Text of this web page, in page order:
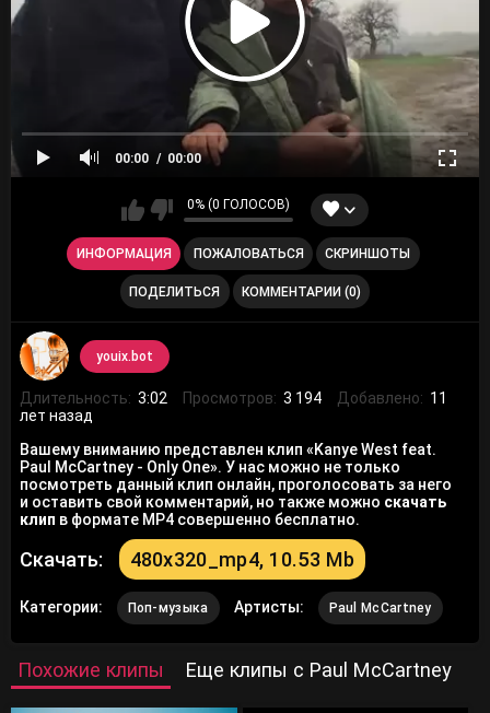
00:00 00:00
0% (0 ГОЛОСОВ)
ИНФОРМАЦИЯ ПОЖАЛОВАТЬСЯ СКРИНШОТЫ
ПОДЕЛИТЬСЯ КОММЕНТАРИИ (0)
youix.bot
Длительность: 3:02 Просмотров: 3 194 Добавлено: 11
лет назад
Вашему вниманию представлен клип «Kanye West feat.
Paul McCartney - Only One». У нас можно не только
посмотреть данный клип онлайн, проголосовать за него
и оставить свой комментарий, но также можно скачать
клип в формате MP4 совершенно бесплатно.
Скачать: 480x320_mp4, 10.53 Mb
Категории: Поп-музыка Артисты: Paul McCartney
Похожие клипы Еще клипы с Paul McCartney